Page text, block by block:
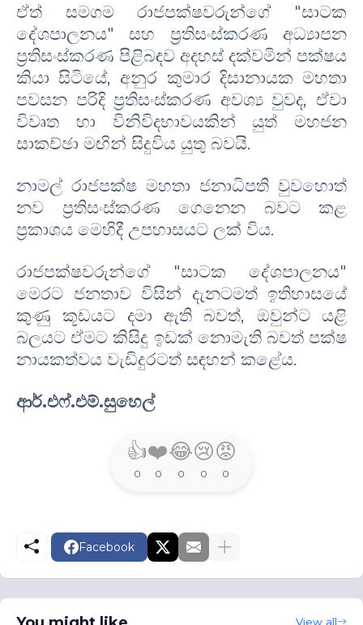
ඒත් සමගම රාජපක්ෂවරුන්ගේ "සාටක
දේශපාලනය" සහ ප්‍රතිසංස්කරණ
අධ්‍යාපන
ප්‍රතිසංස්කරණ පිළිබඳව අදහස් දක්වමින් පක්ෂය
කියා සිටියේ, අනුර කුමාර දිසානායක මහතා
පවසන පරිදි ප්‍රතිසංස්කරණ අවශ්‍ය වුවද, ඒවා
විවෘත හා විනිවිදභාවයකින් යුත් මහජන
සාකච්ඡා මඟින් සිදුවිය යුතු බවයි.
​නාමල් රාජපක්ෂ මහතා ජනාධිපති වුවහොත්
නව ප්‍රතිසංස්කරණ ගෙනෙන බවට කළ
ප්‍රකාශය මෙහිදී උපහාසයට ලක් විය.
රාජපක්ෂවරුන්ගේ "සාටක දේශපාලනය"
මෙරට ජනතාව විසින් දැනටමත් ඉතිහාසයේ
කුණු කූඩයට දමා ඇති බවත්, ඔවුන්ට යළි
බලයට ඒමට කිසිදු ඉඩක් නොමැති බවත් පක්ෂ
නායකත්වය වැඩිදුරටත් සඳහන් කළේය.
ආර්.එෆ්.එම්.සුහෙල්
👍
0
❤️
0
😂
0
😢
0
😡
0
Facebook
View all